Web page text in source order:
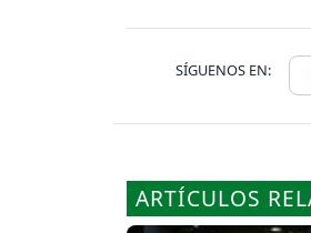
SÍGUENOS EN:
ARTÍCULOS